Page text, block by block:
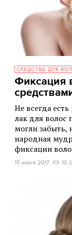
СРЕДСТВА ДЛЯ
Фиксация
Не всегда
лак для волос
могли забыть,
народная
фиксации
15 июня 2017 10